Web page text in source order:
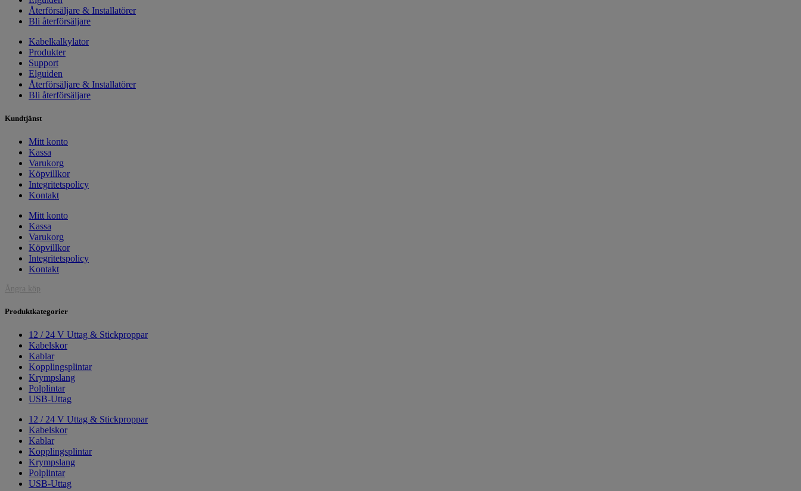
Återförsäljare & Installatörer
Bli återförsäljare
Kabelkalkylator
Produkter
Support
Elguiden
Återförsäljare & Installatörer
Bli återförsäljare
Kundtjänst
Mitt konto
Kassa
Varukorg
Köpvillkor
Integritetspolicy
Kontakt
Mitt konto
Kassa
Varukorg
Köpvillkor
Integritetspolicy
Kontakt
Ångra köp
Produktkategorier
12 / 24 V Uttag & Stickproppar
Kabelskor
Kablar
Kopplingsplintar
Krympslang
Polplintar
USB-Uttag
12 / 24 V Uttag & Stickproppar
Kabelskor
Kablar
Kopplingsplintar
Krympslang
Polplintar
USB-Uttag